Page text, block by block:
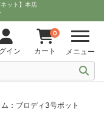
ネット】本店
イン
0
カート メニュー
：ブロディ3号ポット